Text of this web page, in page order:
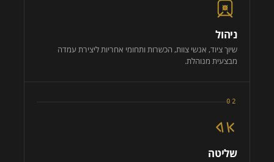
ניהול
שיוך ציוד, אנשי צוות, הכשרות ותחומי אחריות ליצירת עמדה
מבצעית מנוהלת.
02
שליטה